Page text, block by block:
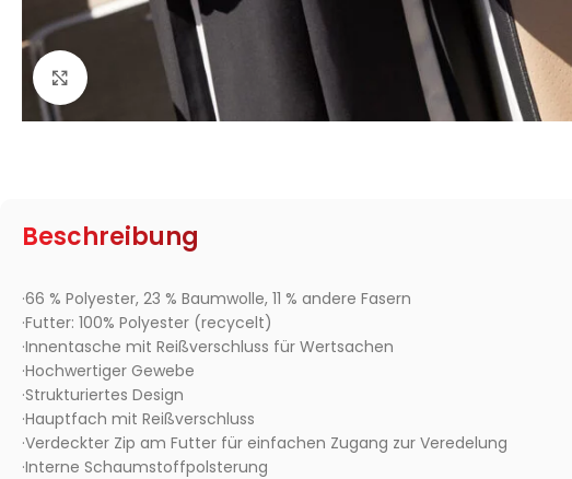
Zum Vergrößern klicken
Beschreibung
·66 % Polyester, 23 % Baumwolle, 11 % andere Fasern
·Futter: 100% Polyester (recycelt)
·Innentasche mit Reißverschluss für Wertsachen
·Hochwertiger Gewebe
·Strukturiertes Design
·Hauptfach mit Reißverschluss
·Verdeckter Zip am Futter für einfachen Zugang zur Veredelung
·Interne Schaumstoffpolsterung